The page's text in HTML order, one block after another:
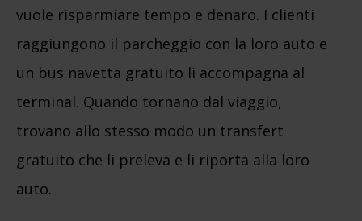
vuole risparmiare tempo e denaro. I clienti
raggiungono il parcheggio con la loro auto e
un bus navetta gratuito li accompagna al
terminal. Quando tornano dal viaggio,
trovano allo stesso modo un transfert
gratuito che li preleva e li riporta alla loro
auto.